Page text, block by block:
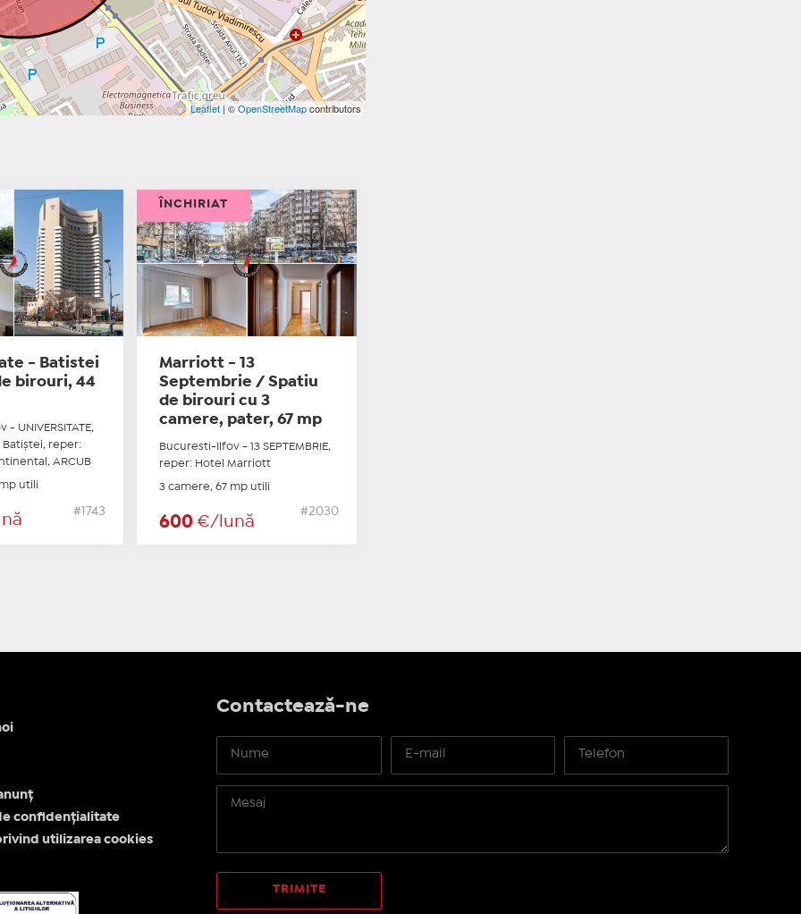
Leaflet| ©OpenStreetMapcontributors
- Batistei
birouri, 44
UNIVERSITATE,
Batiştei, reper:
ARCUB
utili
#1743
Marriott - 13
Septembrie / Spatiu
de birouri cu 3
camere, pater, 67 mp
Bucuresti-Ilfov - 13 SEPTEMBRIE,
reper: Hotel Marriott
3 camere, 67 mp utili
600€/lună
#2030
ÎNCHIRIAT
confidențialitate
utilizarea cookies
Contactează-ne